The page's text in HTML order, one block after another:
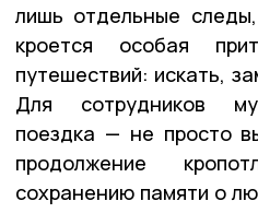
лишь отдельные
кроется особая
путешествий: искать,
Для сотрудников
поездка — не просто
продолжение
сохранению памяти о